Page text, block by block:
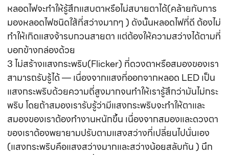
หลอดไฟจะทำให้รู้สึกแสบตาหรือไม่สบายตาได้(คล้ายกับการ
มองหลอดไฟชนิดใส้ที่สว่างมากๆ ) ดังนั้นหลอดไฟที่ดี ต้องไม่
ทำให้เกิดแสงจ้ารบกวนสายตา แต่ต้องให้ความสว่างได้ตามที่
บอกข้างกล่องด้วย
3 ไม่สร้างแสงกระพริบ(Flicker) ที่ดวงตาหรือสมองของเรา
สามารถรับรู้ได้ — เนื่องจากแสงที่ออกจากหลอด LED เป็น
แสงกระพริบด้วยความถี่สูงมากจนทำให้เรารู้สึกว่ามันไม่กระ
พริบ โดยถ้าสมองเรารับรู้ว่ามีแสงกระพริบจะทำให้ตาและ
สมองของเราต้องทำงานหนักขึ้น เนื่องจากสมองและดวงตา
ของเราต้องพยายามปรับตามแสงสว่างที่เปลี่ยนไปนั่นเอง
(แสงกระพริบคือแสงสว่างมากและสว่างน้อยสลับกัน ) นึก